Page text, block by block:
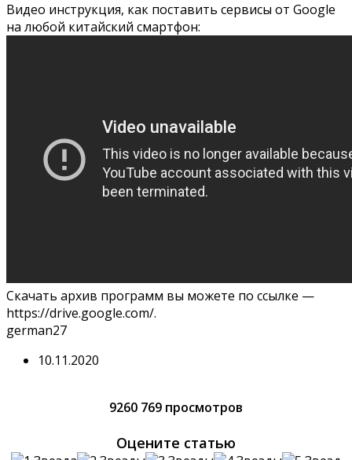
Видео инструкция, как поставить сервисы от Google
на любой китайский смартфон:
Скачать архив программ вы можете по ссылке —
https://drive.google.com/.
german27
10.11.2020
9260 769 просмотров
Оцените статью